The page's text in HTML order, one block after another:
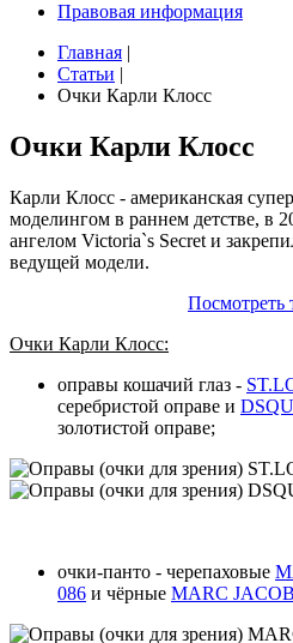
Правовая информация
Главная |
Статьи |
Очки Карли Клосс
Очки Карли Клосс
Карли Клосс - американская
моделингом в раннем детстве, в
ангелом Victoria`s Secret и
ведущей модели.
Посмотреть
Очки Карли Клосс:
оправы кошачий глаз -
серебристой оправе и
золотистой оправе;
очки-панто - черепаховые
086 и чёрные MARC